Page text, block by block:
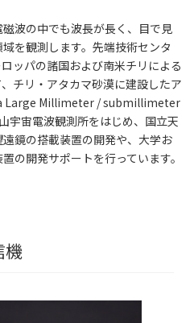
波の中でも波長が長く、目で見
を観測します。先端技術センタ
ッパの諸国および南米チリによる
チリ・アタカマ砂漠に建設したア
Large Millimeter / submillimeter
宇宙電波観測所をはじめ、国立天
鏡の搭載装置の開発や、大学お
の開発サポートを行っています。
機